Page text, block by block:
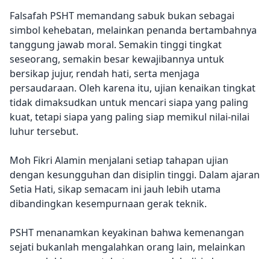
Falsafah PSHT memandang sabuk bukan sebagai
simbol kehebatan, melainkan penanda bertambahnya
tanggung jawab moral. Semakin tinggi tingkat
seseorang, semakin besar kewajibannya untuk
bersikap jujur, rendah hati, serta menjaga
persaudaraan. Oleh karena itu, ujian kenaikan tingkat
tidak dimaksudkan untuk mencari siapa yang paling
kuat, tetapi siapa yang paling siap memikul nilai-nilai
luhur tersebut.
Moh Fikri Alamin menjalani setiap tahapan ujian
dengan kesungguhan dan disiplin tinggi. Dalam ajaran
Setia Hati, sikap semacam ini jauh lebih utama
dibandingkan kesempurnaan gerak teknik.
PSHT menanamkan keyakinan bahwa kemenangan
sejati bukanlah mengalahkan orang lain, melainkan